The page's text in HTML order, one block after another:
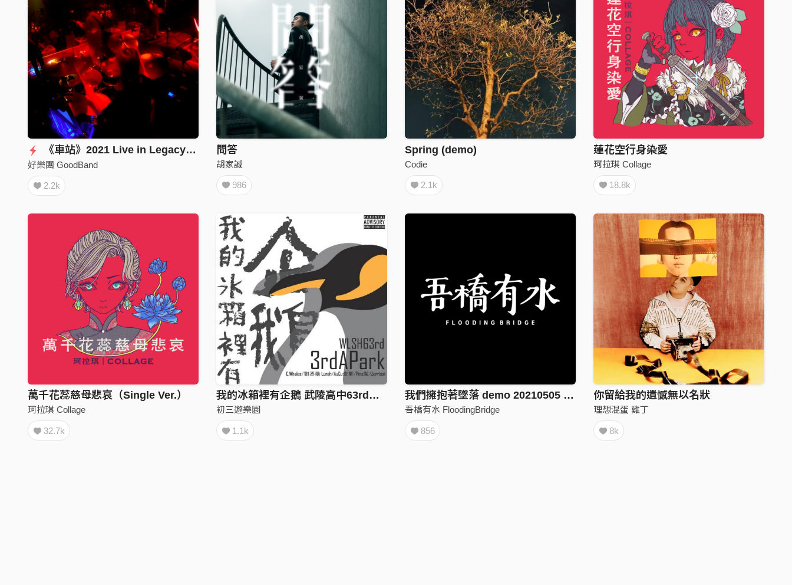
《車站》2021 Live in Legacy Taipei
好樂團 GoodBand
2.2k
問答
胡家誠
986
Spring (demo)
Codie
2.1k
蓮花空行身染愛
珂拉琪 Collage
18.8k
萬千花蕊慈母悲哀（Single Ver.）
珂拉琪 Collage
32.7k
我的冰箱裡有企鵝 武陵高中63rd畢業歌
初三遊樂園
1.1k
我們擁抱著墜落 demo 20210505 ver.
吾橋有水 FloodingBridge
856
你留給我的遺憾無以名狀
理想混蛋 雞丁
8k